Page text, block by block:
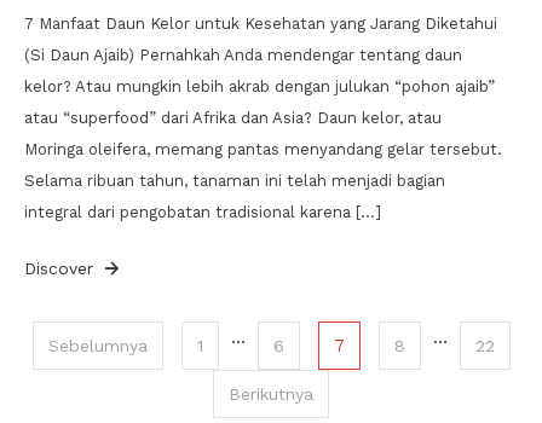
7 Manfaat Daun Kelor untuk Kesehatan yang Jarang Diketahui
(Si Daun Ajaib) Pernahkah Anda mendengar tentang daun
kelor? Atau mungkin lebih akrab dengan julukan “pohon ajaib”
atau “superfood” dari Afrika dan Asia? Daun kelor, atau
Moringa oleifera, memang pantas menyandang gelar tersebut.
Selama ribuan tahun, tanaman ini telah menjadi bagian
integral dari pengobatan tradisional karena […]
Discover
Paginasi
Sebelumnya 1 … 6 7 8 … 22
Berikutnya